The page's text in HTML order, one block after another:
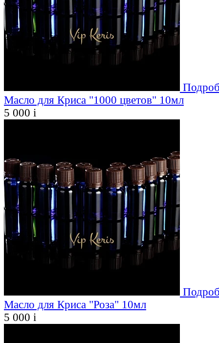
Масло для Криса "1000 цветов" 10мл
5 000 i
Масло для Криса "Роза" 10мл
5 000 i